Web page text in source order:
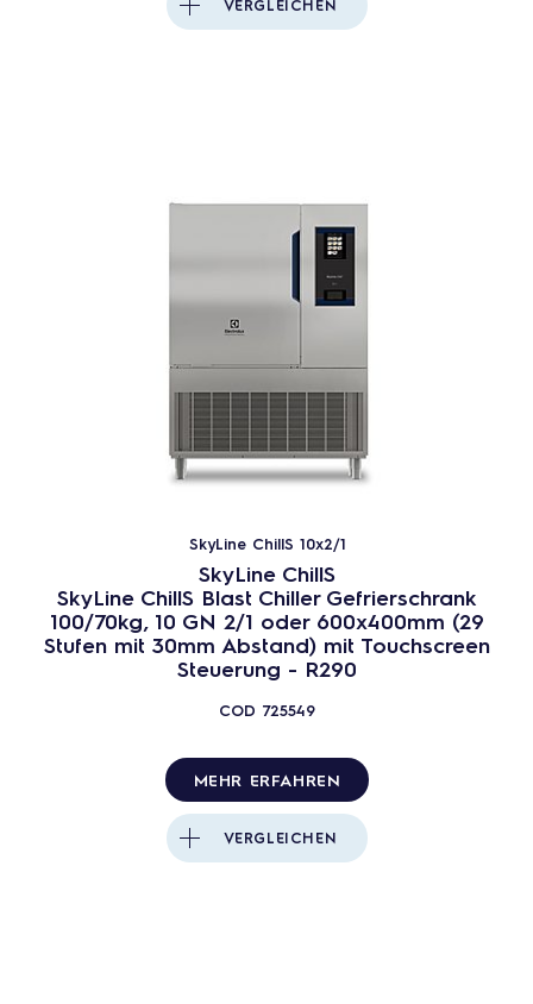
VERGLEICHEN
SkyLine ChillS 10x2/1
SkyLine ChillS
SkyLine ChillS Blast Chiller Gefrierschrank
100/70kg, 10 GN 2/1 oder 600x400mm (29
Stufen mit 30mm Abstand) mit Touchscreen
Steuerung - R290
COD 725549
MEHR ERFAHREN
VERGLEICHEN